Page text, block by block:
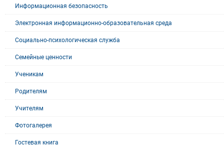
Информационная безопасность
Электронная информационно-образовательная среда
Социально-психологическая служба
Семейные ценности
Ученикам
Родителям
Учителям
Фотогалерея
Гостевая книга